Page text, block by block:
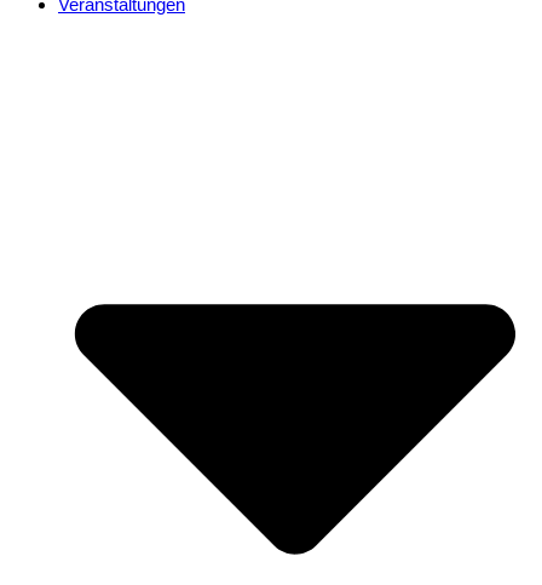
Veranstaltungen